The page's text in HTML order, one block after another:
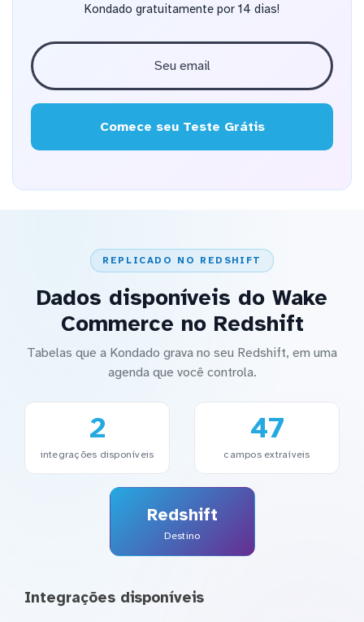
Kondado gratuitamente por 14 dias!
Comece seu Teste Grátis
REPLICADO NO REDSHIFT
Dados disponíveis do Wake
Commerce no Redshift
Tabelas que a Kondado grava no seu Redshift, em uma
agenda que você controla.
2
integrações disponíveis
47
campos extraíveis
Redshift
Destino
Integrações disponíveis